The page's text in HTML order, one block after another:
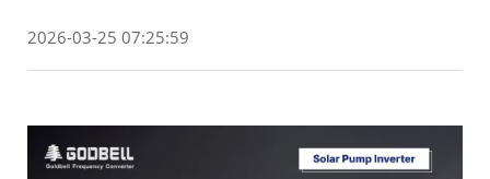
2026-03-25 07:25:59